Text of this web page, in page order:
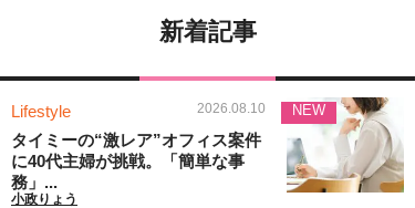
新着記事
Lifestyle 2026.08.10
タイミーの“激レア”オフィス案件
に40代主婦が挑戦。「簡単な事
務」...
小政りょう
NEW